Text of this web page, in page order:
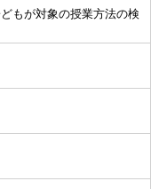
もが対象の授業方法の検